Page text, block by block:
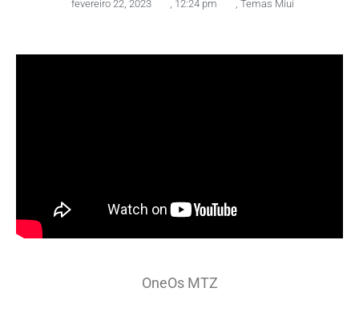
fevereiro 22, 2023 , 12:24 pm , Temas Miui
OneOs MTZ